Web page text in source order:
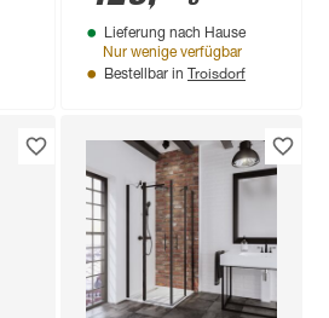
Festteil, rechts,
goldfarben, 90 x 200
cm
Lieferung nach Hause
Nur wenige verfügbar
Bestellbar in Troisdorf